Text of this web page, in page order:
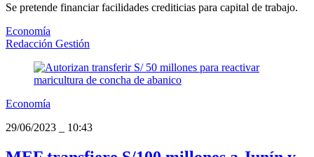
Se pretende financiar facilidades crediticias para capital de trabajo.
Economía
Redacción Gestión
Economía
29/06/2023
10:43